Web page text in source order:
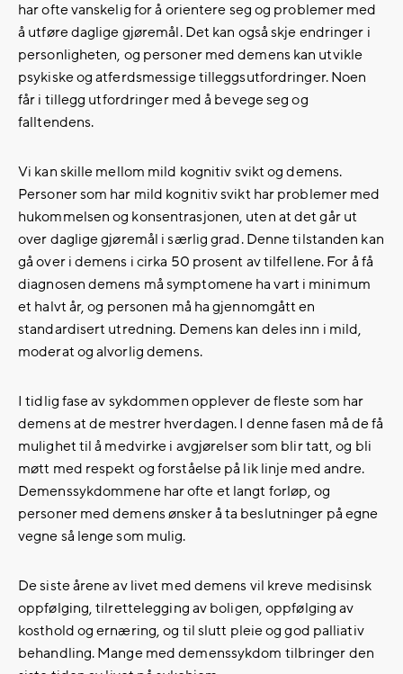
har ofte vanskelig for å orientere seg og problemer med
å utføre daglige gjøremål. Det kan også skje endringer i
personligheten, og personer med demens kan utvikle
psykiske og atferdsmessige tilleggsutfordringer. Noen
får i tillegg utfordringer med å bevege seg og
falltendens.
Vi kan skille mellom mild kognitiv svikt og demens.
Personer som har mild kognitiv svikt har problemer med
hukommelsen og konsentrasjonen, uten at det går ut
over daglige gjøremål i særlig grad. Denne tilstanden kan
gå over i demens i cirka 50 prosent av tilfellene. For å få
diagnosen demens må symptomene ha vart i minimum
et halvt år, og personen må ha gjennomgått en
standardisert utredning. Demens kan deles inn i mild,
moderat og alvorlig demens.
I tidlig fase av sykdommen opplever de fleste som har
demens at de mestrer hverdagen. I denne fasen må de få
mulighet til å medvirke i avgjørelser som blir tatt, og bli
møtt med respekt og forståelse på lik linje med andre.
Demenssykdommene har ofte et langt forløp, og
personer med demens ønsker å ta beslutninger på egne
vegne så lenge som mulig.
De siste årene av livet med demens vil kreve medisinsk
oppfølging, tilrettelegging av boligen, oppfølging av
kosthold og ernæring, og til slutt pleie og god palliativ
behandling. Mange med demenssykdom tilbringer den